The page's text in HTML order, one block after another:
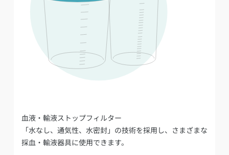
血液・輸液ストップフィルター
「水なし、通気性、水密封」の技術を採用し、さまざまな
採血・輸液器具に使用できます。